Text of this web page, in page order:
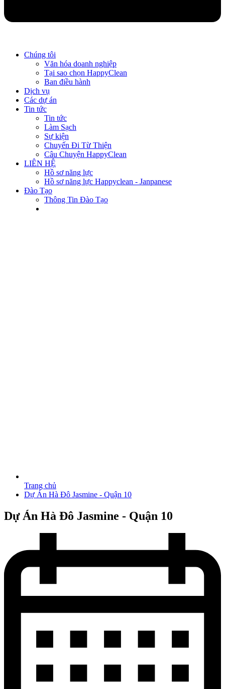
Chúng tôi
Văn hóa doanh nghiệp
Tại sao chọn HappyClean
Ban điều hành
Dịch vụ
Các dự án
Tin tức
Tin tức
Làm Sạch
Sự kiện
Chuyến Đi Từ Thiện
Câu Chuyện HappyClean
LIÊN HỆ
Hồ sơ năng lực
Hồ sơ năng lực Happyclean - Janpanese
Đào Tạo
Thông Tin Đào Tạo
Trang chủ
Dự Án Hà Đô Jasmine - Quận 10
Dự Án Hà Đô Jasmine - Quận 10